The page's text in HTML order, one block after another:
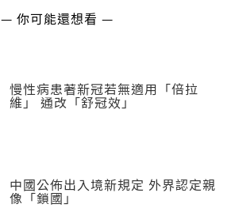
— 你可能還想看 —
慢性病患著新冠若無適用「倍拉
維」 通改「舒冠效」
中國公佈出入境新規定 外界認定親
像「鎖國」